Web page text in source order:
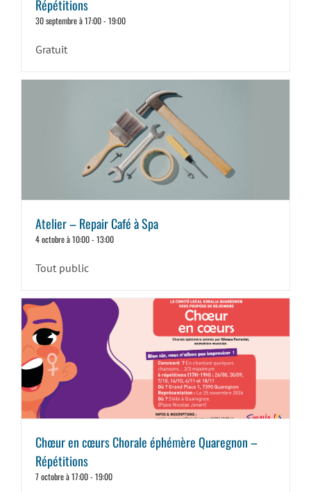
Répétitions
30 septembre à 17:00-19:00
Gratuit
Atelier – Repair Café à Spa
4 octobre à 10:00-13:00
Tout public
Chœur en cœurs Chorale éphémère Quaregnon –
Répétitions
7 octobre à 17:00-19:00